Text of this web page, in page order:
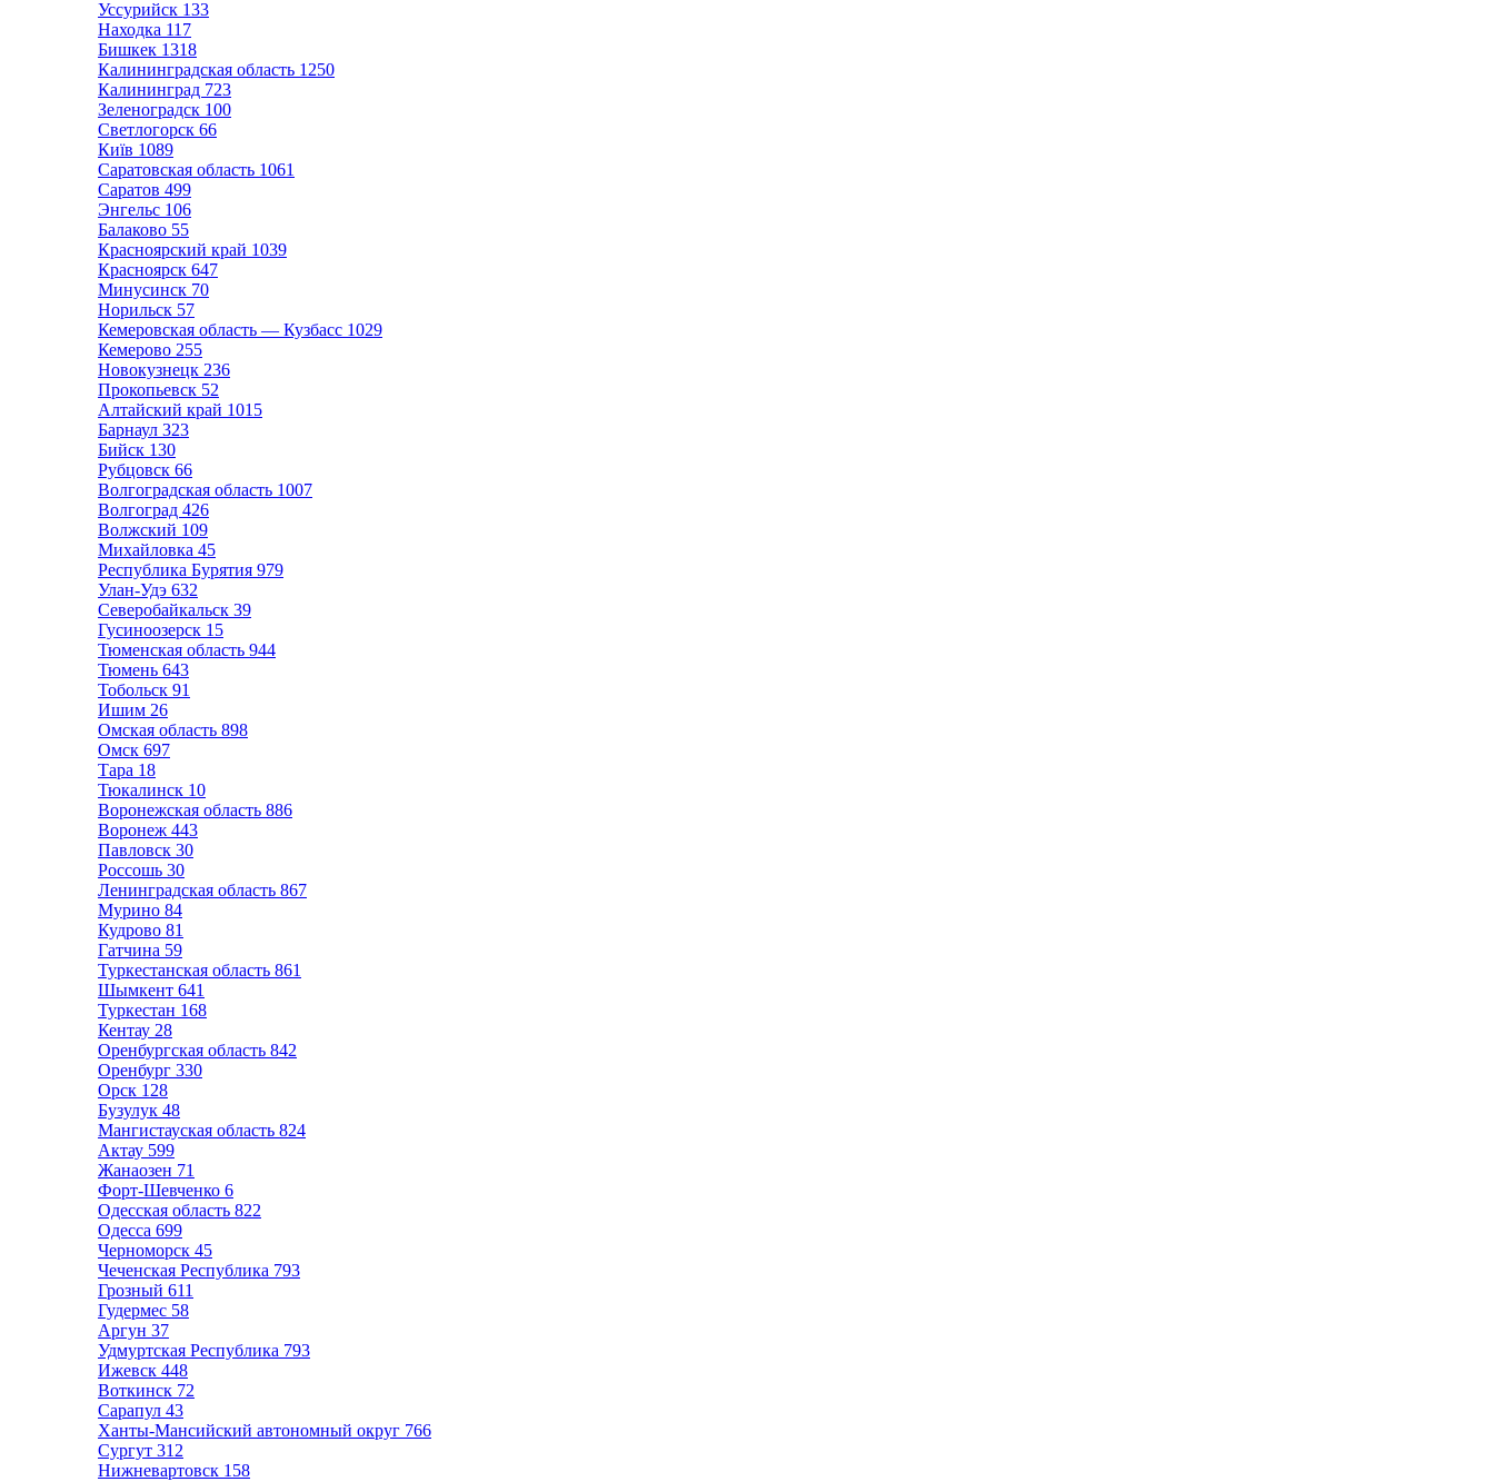
Уссурийск 133
Находка 117
Бишкек 1318
Калининградская область 1250
Калининград 723
Зеленоградск 100
Светлогорск 66
Київ 1089
Саратовская область 1061
Саратов 499
Энгельс 106
Балаково 55
Красноярский край 1039
Красноярск 647
Минусинск 70
Норильск 57
Кемеровская область — Кузбасс 1029
Кемерово 255
Новокузнецк 236
Прокопьевск 52
Алтайский край 1015
Барнаул 323
Бийск 130
Рубцовск 66
Волгоградская область 1007
Волгоград 426
Волжский 109
Михайловка 45
Республика Бурятия 979
Улан-Удэ 632
Северобайкальск 39
Гусиноозерск 15
Тюменская область 944
Тюмень 643
Тобольск 91
Ишим 26
Омская область 898
Омск 697
Тара 18
Тюкалинск 10
Воронежская область 886
Воронеж 443
Павловск 30
Россошь 30
Ленинградская область 867
Мурино 84
Кудрово 81
Гатчина 59
Туркестанская область 861
Шымкент 641
Туркестан 168
Кентау 28
Оренбургская область 842
Оренбург 330
Орск 128
Бузулук 48
Мангистауская область 824
Актау 599
Жанаозен 71
Форт-Шевченко 6
Одесская область 822
Одесса 699
Черноморск 45
Чеченская Республика 793
Грозный 611
Гудермес 58
Аргун 37
Удмуртская Республика 793
Ижевск 448
Воткинск 72
Сарапул 43
Ханты-Мансийский автономный округ 766
Сургут 312
Нижневартовск 158